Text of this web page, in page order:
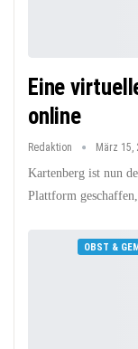
Eine
online
Redaktion März 15,
Kartenberg ist nun
Plattform
OBST &